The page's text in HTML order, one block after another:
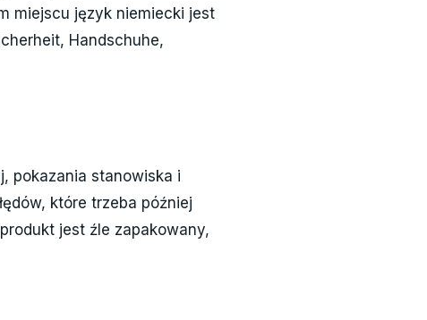
miejscu język niemiecki jest
Handschuhe,
pokazania stanowiska i
które trzeba później
jest źle zapakowany,